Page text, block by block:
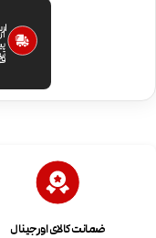
ضمانت کالای اورجینال